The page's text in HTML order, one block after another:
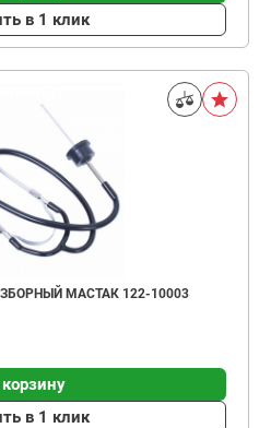
в 1 клик
МАСТАК 122-10003
в 1 клик